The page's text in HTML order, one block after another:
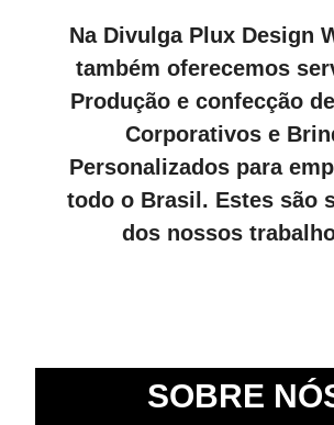
Na Divulga Plux Design
também oferecemos
Produção e confecção
Corporativos e
Personalizados para
todo o Brasil. Estes são
dos nossos
SOBRE